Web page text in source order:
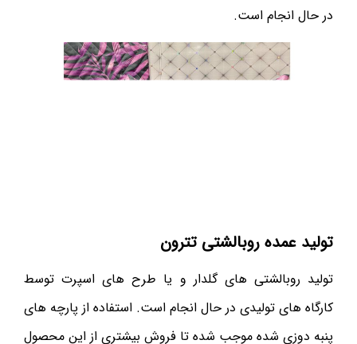
در حال انجام است.
تولید عمده روبالشتی تترون
تولید روبالشتی های گلدار و یا طرح های اسپرت توسط
کارگاه های تولیدی در حال انجام است. استفاده از پارچه های
پنبه دوزی شده موجب شده تا فروش بیشتری از این محصول